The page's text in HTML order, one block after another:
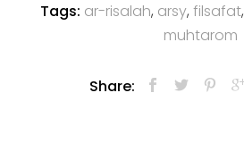
Tags: ar-risalah, arsy, filsafat,
muhtarom
Share: